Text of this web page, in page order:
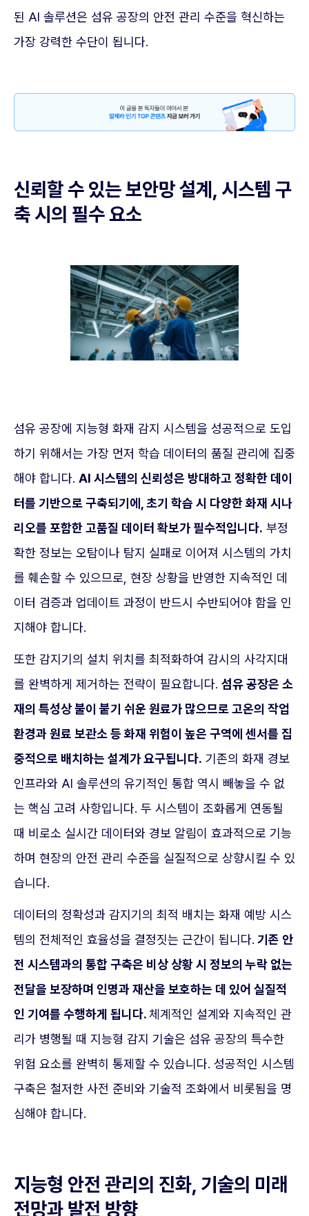
된 AI 솔루션은 섬유 공장의 안전 관리 수준을 혁신하는
가장 강력한 수단이 됩니다.
신뢰할 수 있는 보안망 설계, 시스템 구
축 시의 필수 요소
섬유 공장에 지능형 화재 감지 시스템을 성공적으로 도입
하기 위해서는 가장 먼저 학습 데이터의 품질 관리에 집중
해야 합니다. AI 시스템의 신뢰성은 방대하고 정확한 데이
터를 기반으로 구축되기에, 초기 학습 시 다양한 화재 시나
리오를 포함한 고품질 데이터 확보가 필수적입니다. 부정
확한 정보는 오탐이나 탐지 실패로 이어져 시스템의 가치
를 훼손할 수 있으므로, 현장 상황을 반영한 지속적인 데
이터 검증과 업데이트 과정이 반드시 수반되어야 함을 인
지해야 합니다.
또한 감지기의 설치 위치를 최적화하여 감시의 사각지대
를 완벽하게 제거하는 전략이 필요합니다. 섬유 공장은 소
재의 특성상 불이 붙기 쉬운 원료가 많으므로 고온의 작업
환경과 원료 보관소 등 화재 위험이 높은 구역에 센서를 집
중적으로 배치하는 설계가 요구됩니다. 기존의 화재 경보
인프라와 AI 솔루션의 유기적인 통합 역시 빼놓을 수 없
는 핵심 고려 사항입니다. 두 시스템이 조화롭게 연동될
때 비로소 실시간 데이터와 경보 알림이 효과적으로 기능
하며 현장의 안전 관리 수준을 실질적으로 상향시킬 수 있
습니다.
데이터의 정확성과 감지기의 최적 배치는 화재 예방 시스
템의 전체적인 효율성을 결정짓는 근간이 됩니다. 기존 안
전 시스템과의 통합 구축은 비상 상황 시 정보의 누락 없는
전달을 보장하며 인명과 재산을 보호하는 데 있어 실질적
인 기여를 수행하게 됩니다.체계적인 설계와 지속적인 관
리가 병행될 때 지능형 감지 기술은 섬유 공장의 특수한
위험 요소를 완벽히 통제할 수 있습니다. 성공적인 시스템
구축은 철저한 사전 준비와 기술적 조화에서 비롯됨을 명
심해야 합니다.
지능형 안전 관리의 진화, 기술의 미래
전망과 발전 방향